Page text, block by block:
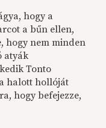
hogy a
a bűn ellen,
hogy nem minden
atyák
Tonto
halott hollóját
hogy befejezze,